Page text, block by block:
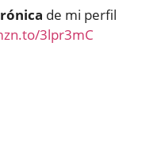
de mi perfil
3lpr3mC